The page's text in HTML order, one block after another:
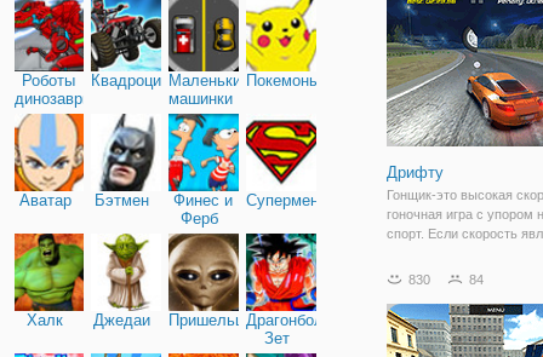
Роботы
динозавры
КвадроциклыМаленькие
машинки
Покемоны
Аватар Бэтмен
Финес и
Ферб
Супермен
Халк Джедаи ПришельцыДрагонболл
Зет
симулятор
Дрифту
Гонщик-это высокая
гоночная игра с упором
спорт. Если скорость
вы играть в эту игру и
возможность сделать
830 84